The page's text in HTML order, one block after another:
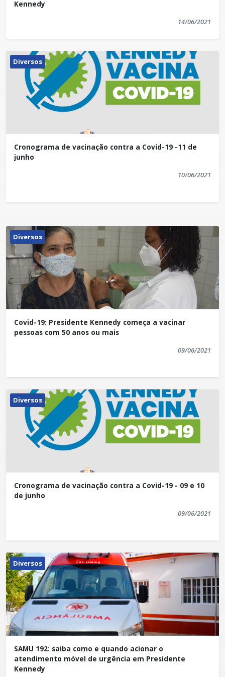
Kennedy
14/06/2021
Diversos
Cronograma de vacinação contra a Covid-19 -11 de
junho
10/06/2021
Diversos
Covid-19: Presidente Kennedy começa a vacinar
pessoas com 50 anos ou mais
09/06/2021
Diversos
Cronograma de vacinação contra a Covid-19 - 09 e 10
de junho
09/06/2021
Diversos
SAMU 192: saiba como e quando acionar o
atendimento móvel de urgência em Presidente
Kennedy